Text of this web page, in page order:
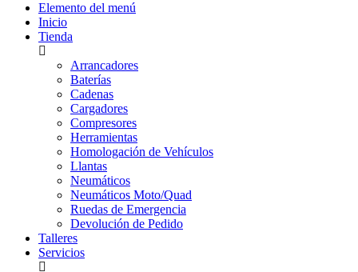
Elemento del menú
Inicio
Tienda
Arrancadores
Baterías
Cadenas
Cargadores
Compresores
Herramientas
Homologación de Vehículos
Llantas
Neumáticos
Neumáticos Moto/Quad
Ruedas de Emergencia
Devolución de Pedido
Talleres
Servicios